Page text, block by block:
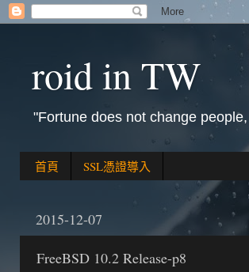
roid in TW
"Fortune does not change
首頁 SSL憑證導入
2015-12-07
FreeBSD 10.2 Release-p8